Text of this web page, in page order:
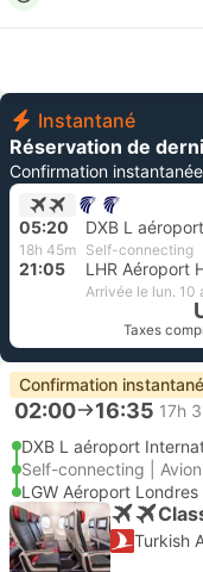
Instantané
Réservation de
Confirmation
05:20
18h 45m Self-connecting
21:05
Arrivée le lun. 10
Taxes
Confirmation
02:00 16:35 17h
DXB L aéroport
Self-connecting |
LGW Aéroport
Turkish